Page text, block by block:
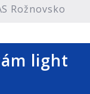
Rožnovsko
light